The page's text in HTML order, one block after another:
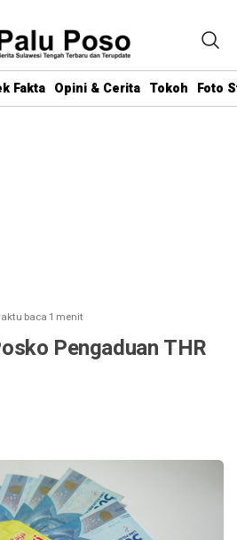
Fakta Opini & Cerita Tokoh Foto
baca 1 menit
Pengaduan THR